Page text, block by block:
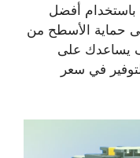
باستخدام أفضل
حماية الأسطح من
يساعدك على
في سعر